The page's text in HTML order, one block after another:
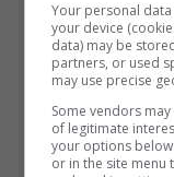
Your personal
your device
data) may be
partners, or used
may use precise
Some vendors
of legitimate
your options
or in the site menu